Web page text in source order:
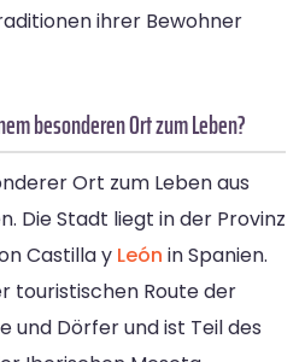
ihrer Bewohner
besonderen Ort zum Leben?
Ort zum Leben aus
Die Stadt liegt in der Provinz
Castilla y León in Spanien.
touristischen Route der
Dörfer und ist Teil des